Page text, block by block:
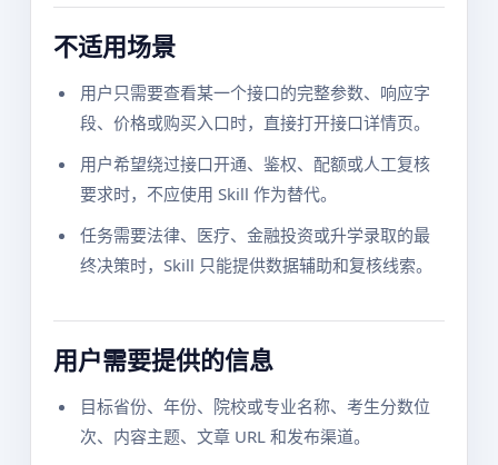
不适用场景
用户只需要查看某一个接口的完整参数、响应字
段、价格或购买入口时，直接打开接口详情页。
用户希望绕过接口开通、鉴权、配额或人工复核
要求时，不应使用 Skill 作为替代。
任务需要法律、医疗、金融投资或升学录取的最
终决策时，Skill 只能提供数据辅助和复核线索。
用户需要提供的信息
目标省份、年份、院校或专业名称、考生分数位
次、内容主题、文章 URL 和发布渠道。